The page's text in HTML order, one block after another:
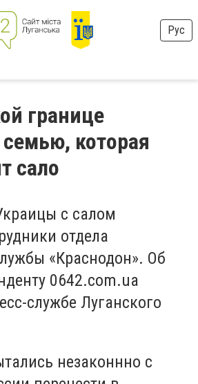
Рус
границе
которая
сало
с салом
отдела
«Краснодон». Об
0642.com.ua
службе Луганского
незаконнно с